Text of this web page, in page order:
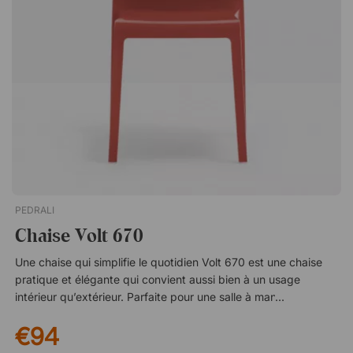
PEDRALI
Chaise Volt 670
Une chaise qui simplifie le quotidien Volt 670 est une chaise
pratique et élégante qui convient aussi bien à un usage
intérieur qu’extérieur. Parfaite pour une salle à manger, une
flexible pour différents environnements. Facile à déplacer et à
ranger Lorsque vous avez besoin de libérer de l’espace, les
€94